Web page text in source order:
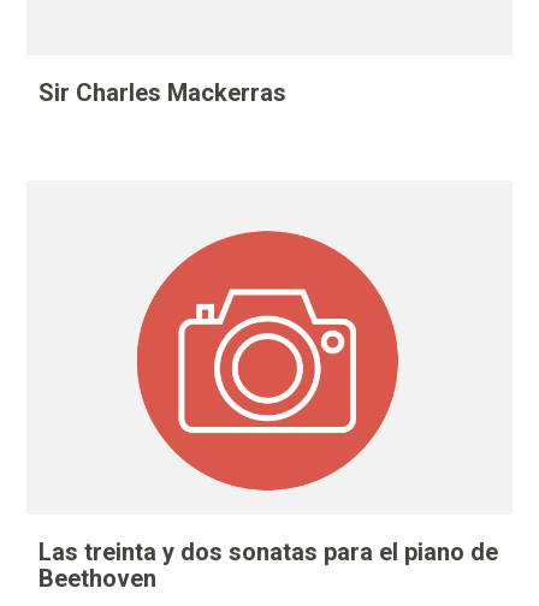
Sir Charles Mackerras
Las treinta y dos sonatas para el piano de
Beethoven